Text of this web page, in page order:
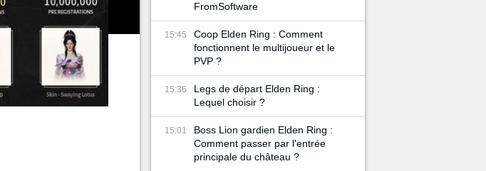
FromSoftware
15:45
Coop Elden Ring : Comment
fonctionnent le multijoueur et le
PVP ?
15:36
Legs de départ Elden Ring :
Lequel choisir ?
15:01
Boss Lion gardien Elden Ring :
Comment passer par l'entrée
principale du château ?